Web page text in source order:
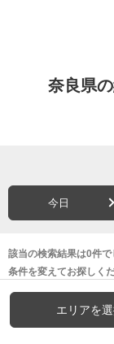
奈良県
今日
該当の検索結果は0件で
条件を変えてお探しくだ
エリアを